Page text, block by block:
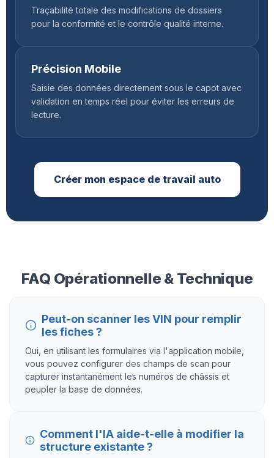
Traçabilité totale des modifications de dossiers
pour la conformité et le contrôle qualité interne.
Précision Mobile
Saisie des données directement sous le capot avec
validation en temps réel pour éviter les erreurs de
lecture.
Créer mon espace de travail auto
FAQ Opérationnelle & Technique
Peut-on scanner les VIN pour remplir
les fiches ?
Oui, en utilisant les formulaires via l'application mobile,
vous pouvez configurer des champs de scan pour
capturer instantanément les numéros de châssis et
peupler la base de données.
Comment l'IA aide-t-elle à modifier la
structure existante ?